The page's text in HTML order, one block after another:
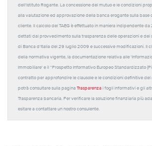
dell'Istituto Rogante. La concessione del mutuo e le condizioni
alla valutazione ed approvazione della banca erogante sulla base
cliente. Il calcolo del TAEG è effettuato in maniera indipendente da
dettati dal provvedimento sulla trasparenza delle operazioni e dei
di Banca d'Italia del 29 luglio 2009 e successive modificazioni. Il
della normativa vigente, la documentazione relativa alle
Immobiliare' e il “Prospetto Informativo Europeo Standardizzato
contratto per approfondire le clausole e le condizioni definitive del
potrà consultare sulla pagina Trasparenza i fogli informativi e gli
Trasparenza bancaria. Per verificare la soluzione finanziaria più
esitare a contattare un nostro consulente.